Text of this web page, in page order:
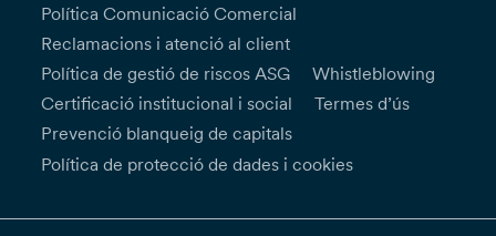
Política Comunicació Comercial
Reclamacions i atenció al client
Política de gestió de riscos ASG
Whistleblowing
Certificació institucional i social
Termes d’ús
Prevenció blanqueig de capitals
Política de protecció de dades i cookies